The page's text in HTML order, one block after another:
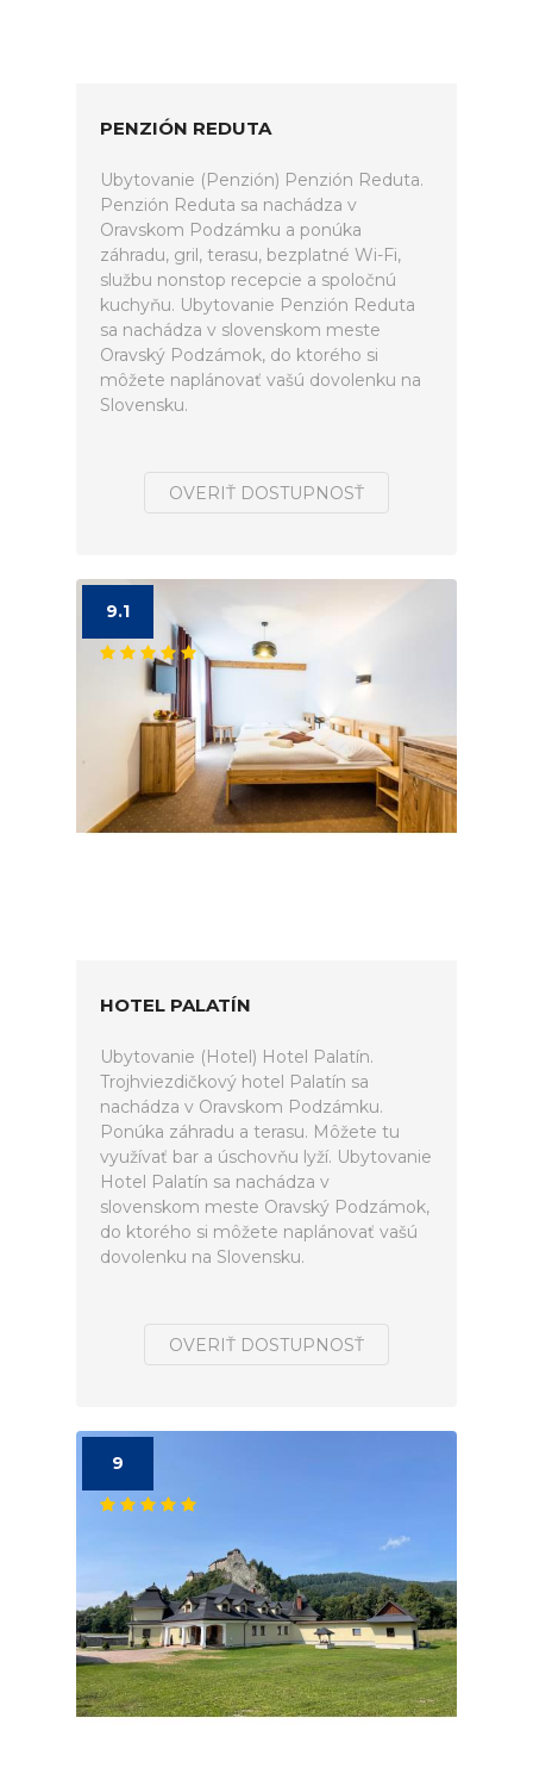
PENZIÓN REDUTA
Ubytovanie (Penzión) Penzión Reduta.
Penzión Reduta sa nachádza v
Oravskom Podzámku a ponúka
záhradu, gril, terasu, bezplatné Wi-Fi,
službu nonstop recepcie a spoločnú
kuchyňu. Ubytovanie Penzión Reduta
sa nachádza v slovenskom meste
Oravský Podzámok, do ktorého si
môžete naplánovať vašú dovolenku na
Slovensku.
OVERIŤ DOSTUPNOSŤ
9.1
HOTEL PALATÍN
Ubytovanie (Hotel) Hotel Palatín.
Trojhviezdičkový hotel Palatín sa
nachádza v Oravskom Podzámku.
Ponúka záhradu a terasu. Môžete tu
využívať bar a úschovňu lyží. Ubytovanie
Hotel Palatín sa nachádza v
slovenskom meste Oravský Podzámok,
do ktorého si môžete naplánovať vašú
dovolenku na Slovensku.
OVERIŤ DOSTUPNOSŤ
9